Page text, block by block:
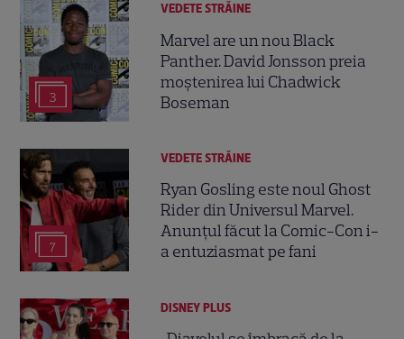
3
VEDETE STRĂINE
Marvel are un nou Black
Panther. David Jonsson preia
moștenirea lui Chadwick
Boseman
7
VEDETE STRĂINE
Ryan Gosling este noul Ghost
Rider din Universul Marvel.
Anunțul făcut la Comic-Con i-
a entuziasmat pe fani
DISNEY PLUS